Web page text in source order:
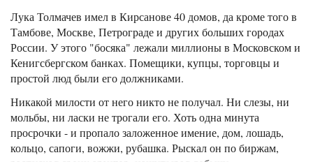
Лука Толмачев имел в Кирсанове 40 домов, да кроме того в
Тамбове, Москве, Петрограде и других больших городах
России. У этого "босяка" лежали миллионы в Московском и
Кенигсбергском банках. Помещики, купцы, торговцы и
простой люд были его должниками.
Никакой милости от него никто не получал. Ни слезы, ни
мольбы, ни ласки не трогали его. Хоть одна минута
просрочки - и пропало заложенное имение, дом, лошадь,
кольцо, сапоги, вожжи, рубашка. Рыскал он по биржам,